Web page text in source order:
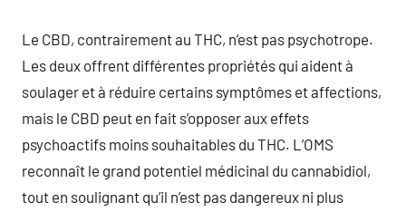
Le CBD, contrairement au THC, n’est pas psychotrope.
Les deux offrent différentes propriétés qui aident à
soulager et à réduire certains symptômes et affections,
mais le CBD peut en fait s’opposer aux effets
psychoactifs moins souhaitables du THC. L’OMS
reconnaît le grand potentiel médicinal du cannabidiol,
tout en soulignant qu’il n’est pas dangereux ni plus